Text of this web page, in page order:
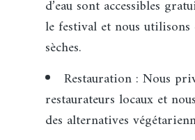
d’eau sont accessibles
le festival et nous utilisons
sèches.
Restauration : Nous
restaurateurs locaux et
des alternatives